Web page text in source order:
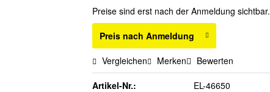
Preise sind erst nach der Anmeldung sichtbar.
Preis nach Anmeldung
Vergleichen Merken Bewerten
Artikel-Nr.: EL-46650